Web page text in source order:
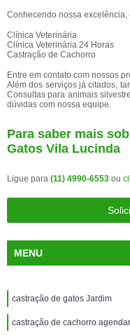
Conhecendo nossa
Clínica Veterinária
Clínica Veterinária 24 Horas
Castração de Cachorro
Entre em contato com nossos
Além dos serviços já citados,
Consultas para animais
dúvidas com nossa equipe.
Para saber mais
Gatos Vila Lucinda
Ligue para (11) 4990-6553 ou
MENU
castração de gatos Jardim
castração de cachorro